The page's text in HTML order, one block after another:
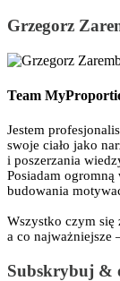
Grzegorz
Team
Jestem
swoje ciało jako
i poszerzania
Posiadam
budowania
Wszystko czym się
a co najważniejsze
Subskrybuj &